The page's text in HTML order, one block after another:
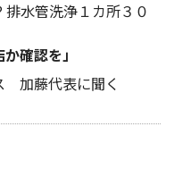
排水管洗浄１カ所３０
確認を」
加藤代表に聞く